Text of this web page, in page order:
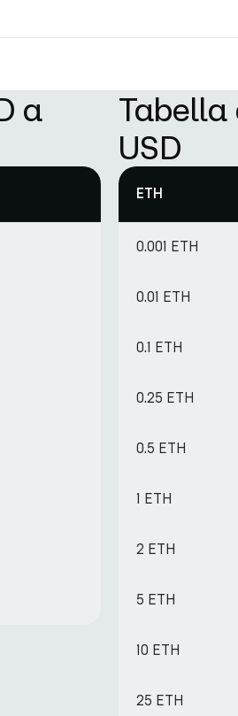
a
Tabella
USD
ETH
0.001 ETH
0.01 ETH
0.1 ETH
0.25 ETH
0.5 ETH
1 ETH
2 ETH
5 ETH
10 ETH
25 ETH